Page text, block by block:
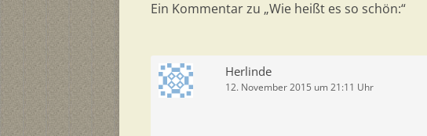
Ein Kommentar zu „Wie heißt es so schön:“
Herlinde
12. November 2015 um 21:11 Uhr